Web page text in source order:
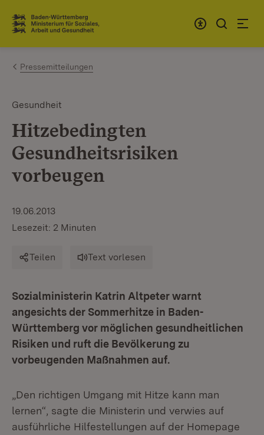
Zum Inhalt springen
Link zur Startseite
Pressemitteilungen
Gesundheit
Hitzebedingten
Gesundheitsrisiken
vorbeugen
19.06.2013
Lesezeit: 2 Minuten
Teilen Text vorlesen
Sozialministerin Katrin Altpeter warnt
angesichts der Sommerhitze in Baden-
Württemberg vor möglichen gesundheitlichen
Risiken und ruft die Bevölkerung zu
vorbeugenden Maßnahmen auf.
„Den richtigen Umgang mit Hitze kann man
lernen“, sagte die Ministerin und verwies auf
ausführliche Hilfestellungen auf der Homepage